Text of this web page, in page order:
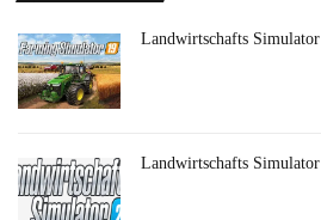
Landwirtschafts
Landwirtschafts